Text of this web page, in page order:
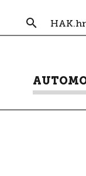
HAK.hr